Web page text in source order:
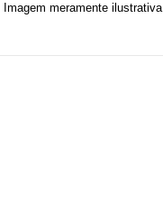
Imagem meramente ilustrativa